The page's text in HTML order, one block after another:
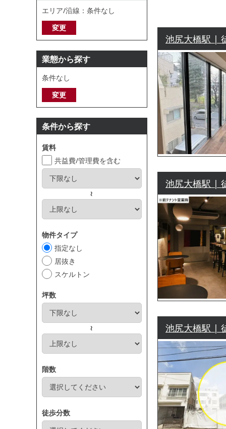
エリア/沿線：条件なし
変更
業態から探す
条件なし
変更
条件から探す
賃料
共益費/管理費を含む
～
物件タイプ
指定なし
居抜き
スケルトン
坪数
～
階数
徒歩分数
池尻大橋駅 |
池尻大橋駅 |
池尻大橋駅 |